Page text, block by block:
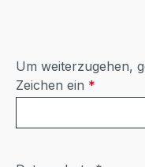
Um weiterzugehen,
Zeichen ein *